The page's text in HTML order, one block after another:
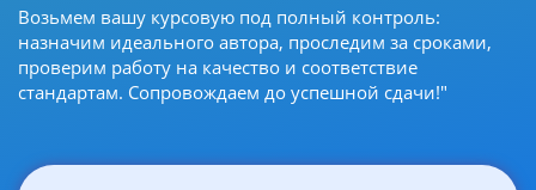
Возьмем вашу курсовую под полный контроль:
назначим идеального автора, проследим за сроками,
проверим работу на качество и соответствие
стандартам. Сопровождаем до успешной сдачи!"